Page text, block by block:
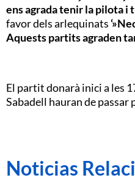
ens agrada tenir la pilota i
favor dels arlequinats
Aquests partits agraden
El partit donarà inici a les
Sabadell hauran de
Noticias